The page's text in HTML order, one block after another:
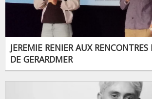
JEREMIE RENIER AUX
DE GERARDMER